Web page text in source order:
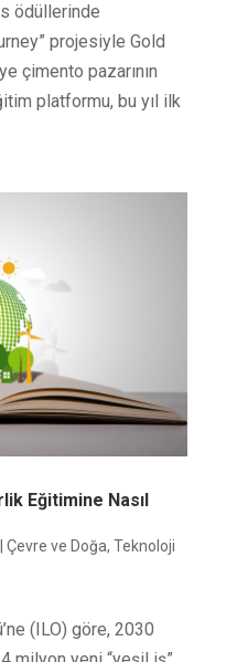
ödüllerinde
projesiyle Gold
çimento pazarının
platformu, bu yıl ilk
Eğitimine Nasıl
Çevre ve Doğa, Teknoloji
(ILO) göre, 2030